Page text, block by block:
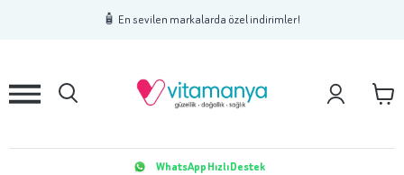
🧴 En sevilen markalarda özel indirimler!
2 3
WhatsApp Hızlı Destek